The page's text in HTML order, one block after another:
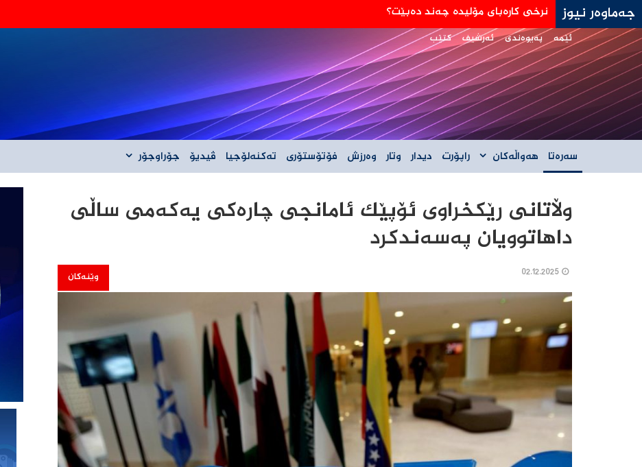
جەماوەر نیوز جه‌ی دی ڤانس: هێڵی سورمان له‌دانوستانه‌كان له‌گه‌ڵ ئێران نیه‌
ئێمە پەیوەندی ئەرشیف کتێب
سەرەتا هەواڵەکان راپۆرت دیدار وتار وەرزش فۆتۆستۆری تەکنەلۆجیا ڤیدیۆ جۆراوجۆر
وڵاتانی رێکخراوی ئۆپێک ئامانجی چارەکی یەکەمی ساڵی
داهاتوویان پەسەندکرد
وێنەکان